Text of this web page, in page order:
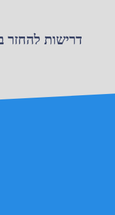
דרישות להחזר